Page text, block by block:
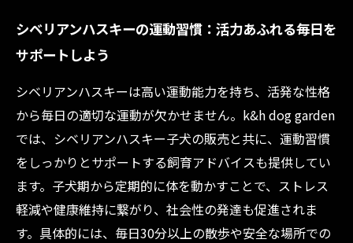
シベリアンハスキーの運動習慣：活力あふれる毎日を
サポートしよう
シベリアンハスキーは高い運動能力を持ち、活発な性格
から毎日の適切な運動が欠かせません。k&h dog garden
では、シベリアンハスキー子犬の販売と共に、運動習慣
をしっかりとサポートする飼育アドバイスも提供してい
ます。子犬期から定期的に体を動かすことで、ストレス
軽減や健康維持に繋がり、社会性の発達も促進されま
す。具体的には、毎日30分以上の散歩や安全な場所での